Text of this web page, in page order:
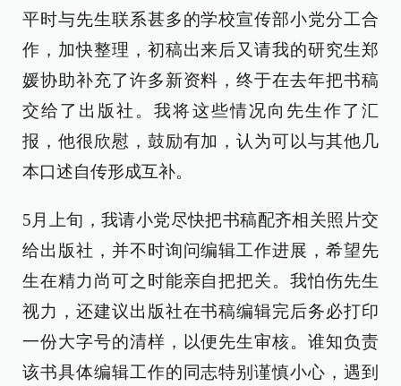
平时与先生联系甚多的学校宣传部小党分工合
作，加快整理，初稿出来后又请我的研究生郑
媛协助补充了许多新资料，终于在去年把书稿
交给了出版社。我将这些情况向先生作了汇
报，他很欣慰，鼓励有加，认为可以与其他几
本口述自传形成互补。
5月上旬，我请小党尽快把书稿配齐相关照片交
给出版社，并不时询问编辑工作进展，希望先
生在精力尚可之时能亲自把把关。我怕伤先生
视力，还建议出版社在书稿编辑完后务必打印
一份大字号的清样，以便先生审核。谁知负责
该书具体编辑工作的同志特别谨慎小心，遇到